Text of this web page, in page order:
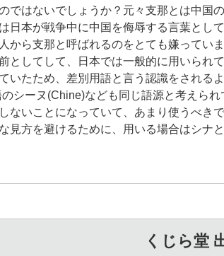
ではないでしょうか？元々支那とは中国
日本が戦争中に中国を侮辱する言葉とし
から支那と呼ばれるのをとても嫌ってい
としてして、日本では一般的に用いられ
いたため、差別用語と言う認識をされる
シーヌ(Chine)なども同じ語源と考えら
ないことになっていて、あまり使うべき
見方を避けるために、用いる場合はシナ
くじら堂